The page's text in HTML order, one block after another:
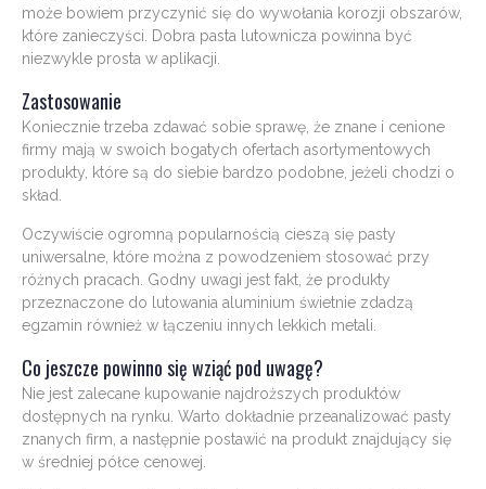
może bowiem przyczynić się do wywołania korozji obszarów,
które zanieczyści. Dobra pasta lutownicza powinna być
niezwykle prosta w aplikacji.
Zastosowanie
Koniecznie trzeba zdawać sobie sprawę, że znane i cenione
firmy mają w swoich bogatych ofertach asortymentowych
produkty, które są do siebie bardzo podobne, jeżeli chodzi o
skład.
Oczywiście ogromną popularnością cieszą się pasty
uniwersalne, które można z powodzeniem stosować przy
różnych pracach. Godny uwagi jest fakt, że produkty
przeznaczone do lutowania aluminium świetnie zdadzą
egzamin również w łączeniu innych lekkich metali.
Co jeszcze powinno się wziąć pod uwagę?
Nie jest zalecane kupowanie najdroższych produktów
dostępnych na rynku. Warto dokładnie przeanalizować pasty
znanych firm, a następnie postawić na produkt znajdujący się
w średniej półce cenowej.